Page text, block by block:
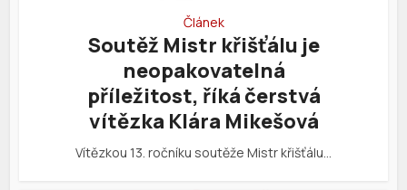
Článek
Soutěž Mistr křišťálu je
neopakovatelná
příležitost, říká čerstvá
vítězka Klára Mikešová
Vítězkou 13. ročníku soutěže Mistr křišťálu…